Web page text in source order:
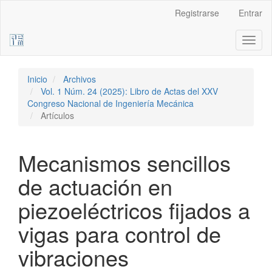
Barra
Registrarse Entrar
Inicio
Archivos
Vol. 1 Núm. 24 (2025): Libro de Actas del XXV
Congreso Nacional de Ingeniería Mecánica
Artículos
Mecanismos sencillos
de actuación en
piezoeléctricos fijados a
vigas para control de
vibraciones